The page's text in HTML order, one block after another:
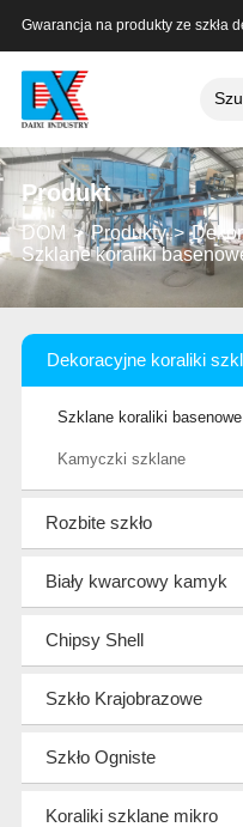
Gwarancja na produkty ze szkła
Produkt
DOM Produkty
Szklane koraliki
Dekoracyjne koraliki
Szklane koraliki basenowe
Kamyczki szklane
Rozbite szkło
Biały kwarcowy kamyk
Chipsy Shell
Szkło Krajobrazowe
Szkło Ogniste
Koraliki szklane mikro